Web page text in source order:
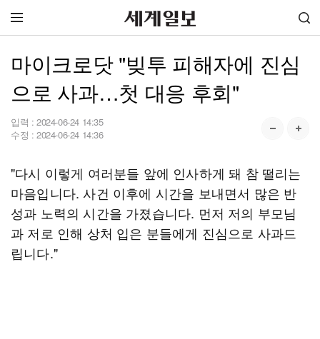
마이크로닷 "빚투 피해자에 진심
으로 사과…첫 대응 후회"
입력 : 2024-06-24 14:35
수정 : 2024-06-24 14:36
"다시 이렇게 여러분들 앞에 인사하게 돼 참 떨리는
마음입니다. 사건 이후에 시간을 보내면서 많은 반
성과 노력의 시간을 가졌습니다. 먼저 저의 부모님
과 저로 인해 상처 입은 분들에게 진심으로 사과드
립니다."